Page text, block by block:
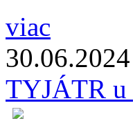
viac
30.06.2024
TYJÁTR u